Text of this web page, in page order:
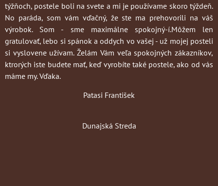
týžňoch, postele boli na svete a mi je používame skoro týždeň.
No paráda, som vám vďačný, že ste ma prehovorili na váš
výrobok. Som - sme maximálne spokojný-í.Môžem len
gratulovať, lebo si spánok a oddych vo vašej - už mojej posteli
si vyslovene užívam. Želám Vám veľa spokojných zákazníkov,
ktrorých iste budete mať, keď vyrobíte také postele, ako od vás
máme my. Vďaka.
Patasi František
Dunajská Streda